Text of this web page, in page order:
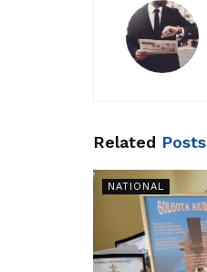
Related Posts
NATIONAL